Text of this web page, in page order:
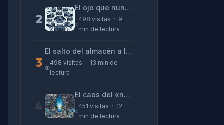
2
El ojo que nunca parpadea: lo que nos cuentan las cámaras de Lizeth Marzano
498 visitas · 9
min de lectura
3
El salto del almacén a la terminal: La realidad de reinventarse en tecnología
498 visitas · 13 min de
lectura
El caos del «no funciona nada» y la realidad tras la pantalla
451 visitas · 12
min de lectura